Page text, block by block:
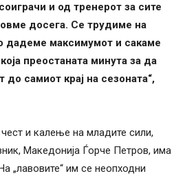
и од тренерот за сите
досега. Се трудиме на
дадеме максимумот и сакаме
преостаната минута за да
самиот крај на сезоната“,
и калење на младите сили,
Македонија Ѓорче Петров, има
„лавовите“ им се неопходни